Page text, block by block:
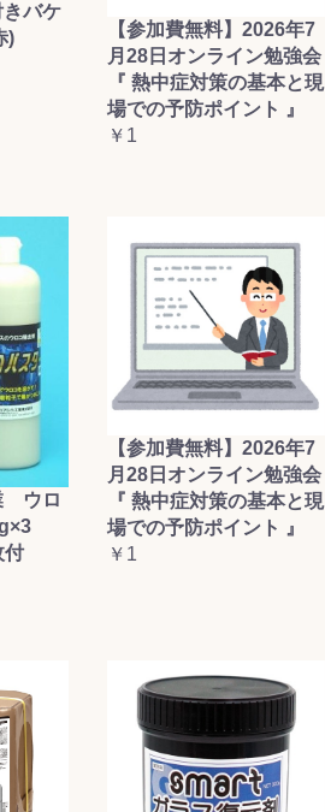
進む
バケ
)
【参加費無料】2026年7
月28日オンライン勉強会
『 熱中症対策の基本と現
場での予防ポイント 』
￥1
ウロ
付
【参加費無料】2026年7
月28日オンライン勉強会
『 熱中症対策の基本と現
場での予防ポイント 』
￥1